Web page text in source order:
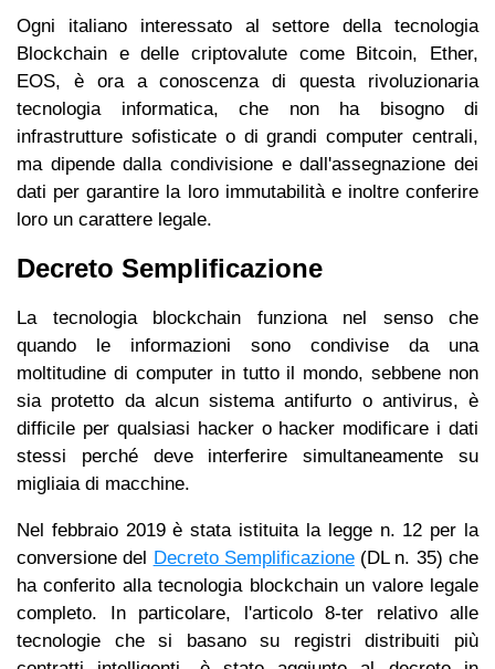
Ogni italiano interessato al settore della tecnologia
Blockchain e delle criptovalute come Bitcoin, Ether,
EOS, è ora a conoscenza di questa rivoluzionaria
tecnologia informatica, che non ha bisogno di
infrastrutture sofisticate o di grandi computer centrali,
ma dipende dalla condivisione e dall'assegnazione dei
dati per garantire la loro immutabilità e inoltre conferire
loro un carattere legale.
Decreto Semplificazione
La tecnologia blockchain funziona nel senso che
quando le informazioni sono condivise da una
moltitudine di computer in tutto il mondo, sebbene non
sia protetto da alcun sistema antifurto o antivirus, è
difficile per qualsiasi hacker o hacker modificare i dati
stessi perché deve interferire simultaneamente su
migliaia di macchine.
Nel febbraio 2019 è stata istituita la legge n. 12 per la
conversione del Decreto Semplificazione(DL n. 35) che
ha conferito alla tecnologia blockchain un valore legale
completo. In particolare, l'articolo 8-ter relativo alle
tecnologie che si basano su registri distribuiti più